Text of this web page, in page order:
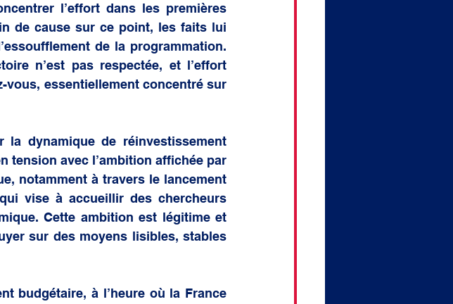
l’effort dans les premières
de cause sur ce point, les faits lui
de la programmation.
n’est pas respectée, et l’effort
vous, essentiellement concentré sur
dynamique de réinvestissement
tension avec l’ambition affichée par
notamment à travers le lancement
vise à accueillir des chercheurs
Cette ambition est légitime et
sur des moyens lisibles, stables
budgétaire, à l’heure où la France